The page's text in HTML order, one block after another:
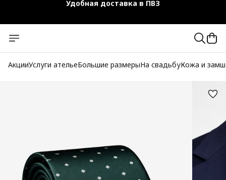
Бесплатная доставка при заказе от 10 000 руб.
АкцииУслуги ательеБольшие размерыНа свадьбуКожа и